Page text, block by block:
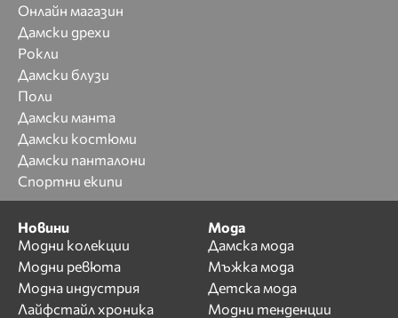
Онлайн магазин
Дамски дрехи
Рокли
Дамски блузи
Поли
Дамски манта
Дамски костюми
Дамски панталони
Спортни екипи
Новини
Модни колекции
Модни ревюта
Модна индустрия
Лайфстайл хроника
Мода
Дамска мода
Мъжка мода
Детска мода
Модни тенденции